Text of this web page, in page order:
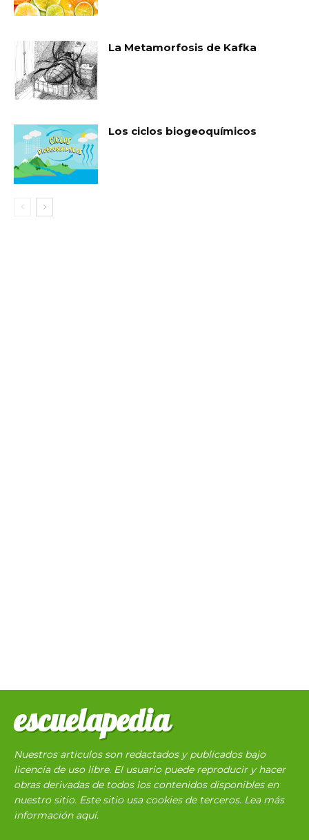
La Metamorfosis de Kafka
Los ciclos biogeoquímicos
escuelapedia
Nuestros articulos son redactados y publicados bajo
licencia de uso libre. El usuario puede reproducir y hacer
obras derivadas de todos los contenidos disponibles en
nuestro sitio. Este sitio usa cookies de terceros. Lea más
información aquí.